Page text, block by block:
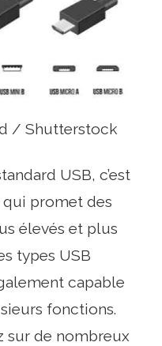
/ Shutterstock
USB, c’est
promet des
élevés et plus
types USB
capable
fonctions.
sur de nombreux